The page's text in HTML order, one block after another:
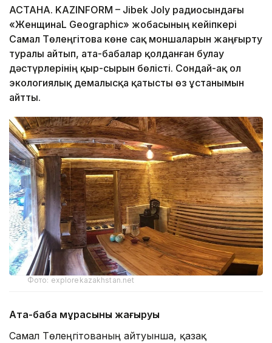
АСТАНА. KAZINFORM – Jibek Joly радиосындағы
«ЖенщинаL Geographic» жобасының кейіпкері
Самал Төлеңгітова көне сақ моншаларын жаңғырту
туралы айтып, ата-бабалар қолданған булау
дәстүрлерінің қыр-сырын бөлісті. Сондай-ақ ол
экологиялық демалысқа қатысты өз ұстанымын
айтты.
Фото: explorekazakhstan.net
Ата-баба мұрасының жаңғыруы
Самал Төлеңгітованың айтуынша, қазақ